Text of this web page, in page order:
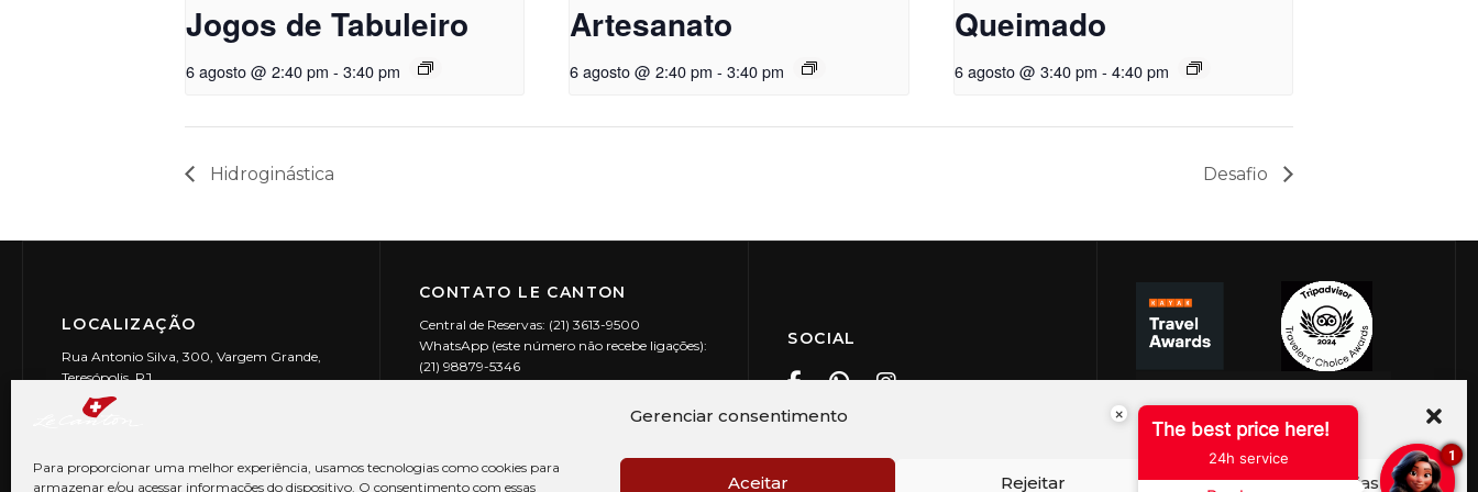
Gerenciar consentimento
Para proporcionar uma melhor experiência, usamos tecnologias como cookies para
armazenar e/ou acessar informações do dispositivo. O consentimento com essas
Aceitar Rejeitar Ver preferências
Jogos de Tabuleiro
6 agosto @ 2:40 pm - 3:40 pm
Artesanato
6 agosto @ 2:40 pm - 3:40 pm
Queimado
6 agosto @ 3:40 pm - 4:40 pm
Hidroginástica Desafio
LOCALIZAÇÃO
Rua Antonio Silva, 300, Vargem Grande,
Teresópolis, RJ
CEP: 25990-150
CONTATO LE CANTON
Central de Reservas: (21) 3613-9500
WhatsApp (este número não recebe ligações):
(21) 98879-5346
SOCIAL
×
The best price here!
24h service 1